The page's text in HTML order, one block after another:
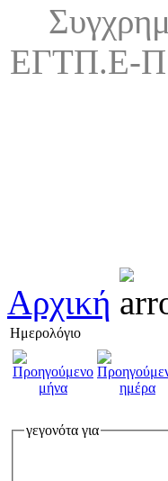
ΕΓΤΠ.Ε-Π
Αρχική
Ημερολόγιο
γεγονότα για